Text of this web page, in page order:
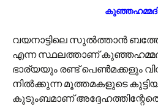
വയനാട്ടിലെ സുല്‍ത്താന്‍
എന്ന സ്ഥലത്താണ്
ഭാര്യയും രണ്ട് പെണ്‍മക്കളും
നില്‍ക്കുന്ന മൂത്തമകളുടെ
കുടുംബമാണ്